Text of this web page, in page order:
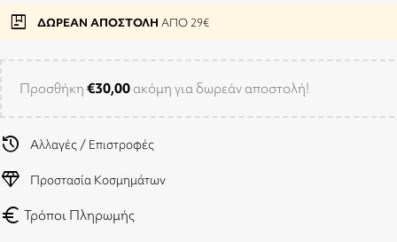
package ΔΩΡΕΑΝ ΑΠΟΣΤΟΛΗ ΑΠΟ 29€
Προσθήκη €30,00 ακόμη για δωρεάν αποστολή!
history Αλλαγές / Επιστροφές
diamond Προστασία Κοσμημάτων
euro Τρόποι Πληρωμής